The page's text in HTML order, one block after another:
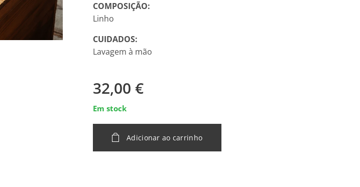
COMPOSIÇÃO:
Linho
CUIDADOS:
Lavagem à mão
32,00 €
Em stock
Adicionar ao carrinho